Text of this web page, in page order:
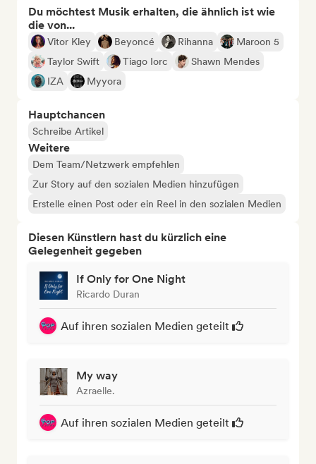
Du möchtest Musik erhalten, die ähnlich ist wie
die von...
Vitor Kley Beyoncé Rihanna
Maroon 5
Taylor Swift
Tiago Iorc
Shawn Mendes
IZA
Myyora
Hauptchancen
Schreibe Artikel
Weitere
Dem Team/Netzwerk empfehlen
Zur Story auf den sozialen Medien hinzufügen
Erstelle einen Post oder ein Reel in den sozialen Medien
Diesen Künstlern hast du kürzlich eine
Gelegenheit gegeben
If Only for One Night
Ricardo Duran
Auf ihren sozialen Medien geteilt
My way
Azraelle.
Auf ihren sozialen Medien geteilt